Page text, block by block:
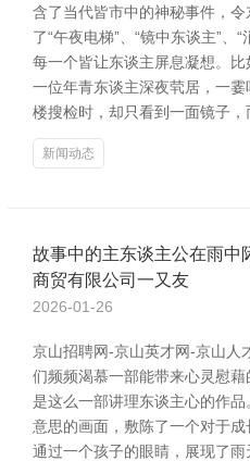
含了当代皆市中的神秘事件，
了“午夜电梯”、“镜中东谈主”、
每一个皆让东谈主屏息凝想。比
一位年青东谈主深夜茕居，一
楼搜检时，却只看到一面镜子
新闻动态
故事中的主东谈主公在雨中
商贸有限公司一又友
2026-01-26
京山招聘网-京山英才网-京山人
们频频渴慕一部能带来心灵慰
是这么一部讲理东谈主心的作
意思的画面，敷陈了一个对于
通过一个孩子的眼睛，展现了